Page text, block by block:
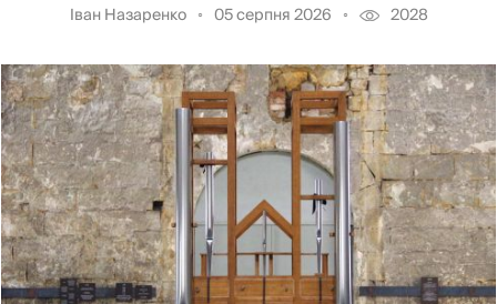
Іван Назаренко 05 серпня 2026 2028